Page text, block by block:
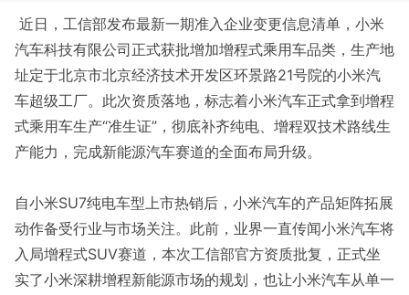
近日，工信部发布最新一期准入企业变更信息清单，小米
汽车科技有限公司正式获批增加增程式乘用车品类，生产地
址定于北京市北京经济技术开发区环景路21号院的小米汽
车超级工厂。此次资质落地，标志着小米汽车正式拿到增程
式乘用车生产“准生证”，彻底补齐纯电、增程双技术路线生
产能力，完成新能源汽车赛道的全面布局升级。
自小米SU7纯电车型上市热销后，小米汽车的产品矩阵拓展
动作备受行业与市场关注。此前，业界一直传闻小米汽车将
入局增程式SUV赛道，本次工信部官方资质批复，正式坐
实了小米深耕增程新能源市场的规划，也让小米汽车从单一